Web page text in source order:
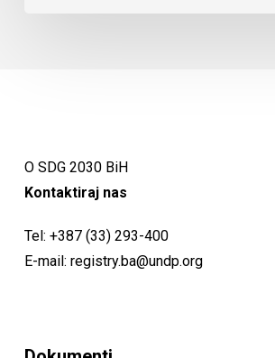
O SDG 2030 BiH
Kontaktiraj nas
Tel: +387 (33) 293-400
E-mail: registry.ba@undp.org